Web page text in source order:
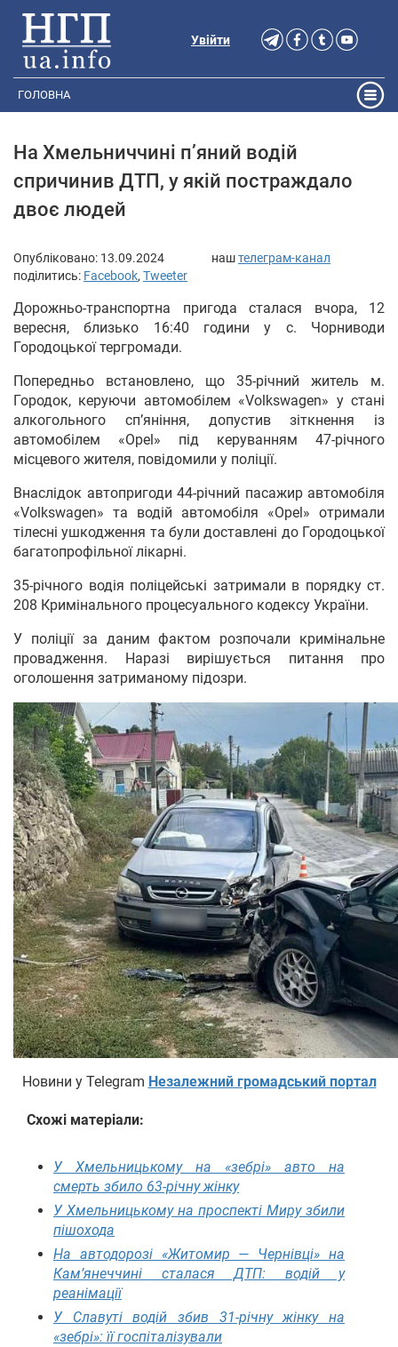
Увійти
ГОЛОВНА
На Хмельниччині п’яний водій
спричинив ДТП, у якій постраждало
двоє людей
Опубліковано: 13.09.2024 наштелеграм-канал
поділитись: Facebook, Tweeter
Дорожньо-транспортна пригода сталася вчора, 12
вересня, близько 16:40 години у с. Чорниводи
Городоцької тергромади.
Попередньо встановлено, що 35-річний житель м.
Городок, керуючи автомобілем «Volkswagen» у стані
алкогольного сп’яніння, допустив зіткнення із
автомобілем «Opel» під керуванням 47-річного
місцевого жителя, повідомили у поліції.
Внаслідок автопригоди 44-річний пасажир автомобіля
«Volkswagen» та водій автомобіля «Opel» отримали
тілесні ушкодження та були доставлені до Городоцької
багатопрофільної лікарні.
35-річного водія поліцейські затримали в порядку ст.
208 Кримінального процесуального кодексу України.
У поліції за даним фактом розпочали кримінальне
провадження. Наразі вирішується питання про
оголошення затриманому підозри.
Новини у Telegram Незалежний громадський портал
Схожі матеріали:
У Хмельницькому на «зебрі» авто на
смерть збило 63-річну жінку
У Хмельницькому на проспекті Миру збили
пішохода
На автодорозі «Житомир — Чернівці» на
Кам’янеччині сталася ДТП: водій у
реанімації
У Славуті водій збив 31-річну жінку на
«зебрі»: її госпіталізували